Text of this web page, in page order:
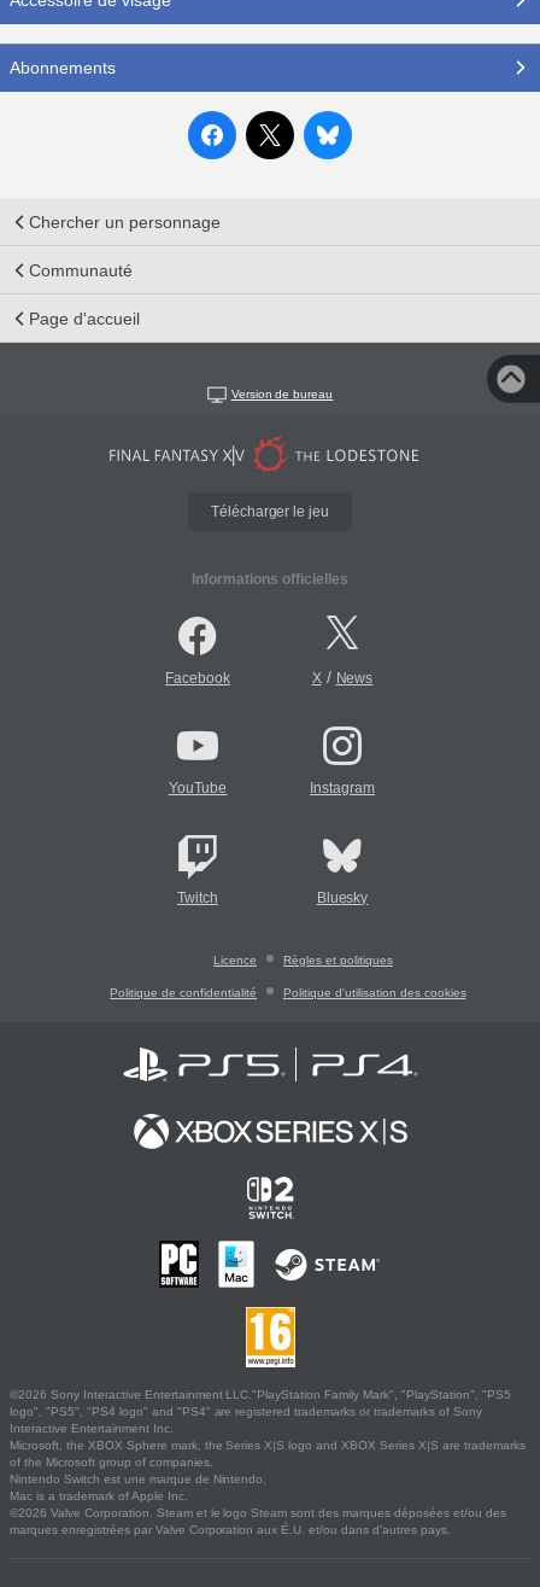
Abonnements
Chercher un personnage
Communauté
Page d'accueil
Version de bureau
Télécharger le jeu
Informations officielles
Facebook X/ News
YouTube Instagram
Twitch Bluesky
Licence Règles et politiques
Politique de confidentialité Politique d'utilisation des cookies
©2026 Sony Interactive Entertainment LLC."PlayStation Family Mark", "PlayStation", "PS5
logo", "PS5", "PS4 logo" and "PS4" are registered trademarks or trademarks of Sony
Interactive Entertainment Inc.
Microsoft, the XBOX Sphere mark, the Series X|S logo and XBOX Series X|S are trademarks
of the Microsoft group of companies.
Nintendo Switch est une marque de Nintendo.
Mac is a trademark of Apple Inc.
©2026 Valve Corporation. Steam et le logo Steam sont des marques déposées et/ou des
marques enregistrées par Valve Corporation aux É.U. et/ou dans d'autres pays.